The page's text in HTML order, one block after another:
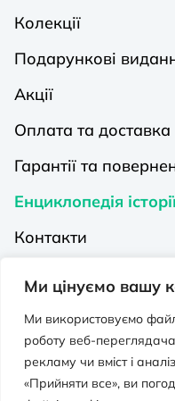
Ми цінуємо вашу
Ми використовуємо
роботу веб-
рекламу чи вміст і
«Прийняти все», ви
Колекції
Подарункові
Акції
Оплата та доставка
Гарантії та
Енциклопедія
Контакти
Видавництва на
Політика
Публічна оферта